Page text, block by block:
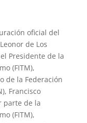
oficial del
de Los
Presidente de la
(FITM),
de la Federación
Francisco
parte de la
(FITM),